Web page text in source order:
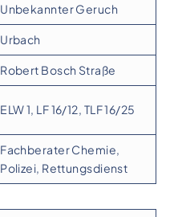
Unbekannter Geruch
Urbach
Robert Bosch Straße
ELW 1, LF 16/12, TLF 16/25
Fachberater Chemie,
Polizei, Rettungsdienst